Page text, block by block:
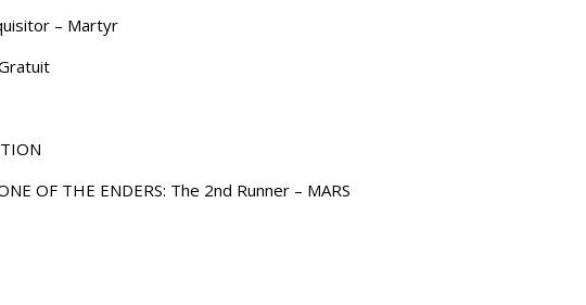
– Martyr
OF THE ENDERS: The 2nd Runner – MARS